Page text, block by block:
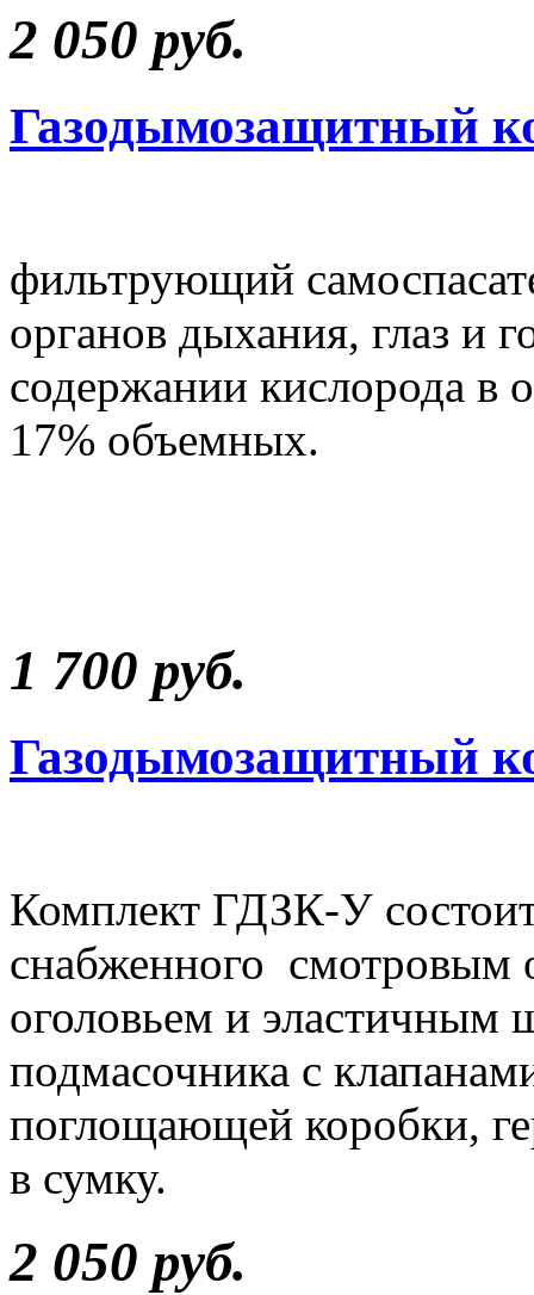
2 050 руб.
Газодымозащитный
фильтрующий
органов дыхания, глаз и
содержании кислорода в
17% объемных.
1 700 руб.
Газодымозащитный
Комплект ГДЗК-У
снабженного смотровым
оголовьем и
подмасочника с
поглощающей коробки,
в сумку.
2 050 руб.